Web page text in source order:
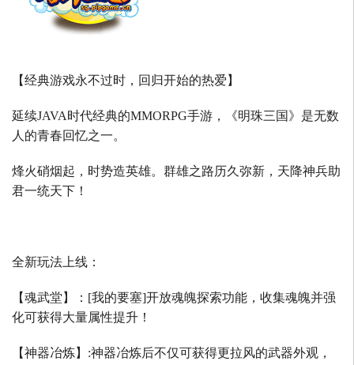
【经典游戏永不过时，回归开始的热爱】
延续JAVA时代经典的MMORPG手游，《明珠三国》是无数
人的青春回忆之一。
烽火硝烟起，时势造英雄。群雄之路历久弥新，天降神兵助
君一统天下！
全新玩法上线：
【魂武堂】： [我的要塞]开放魂魄探索功能，收集魂魄并强
化可获得大量属性提升！
【神器冶炼】 :神器冶炼后不仅可获得更拉风的武器外观，